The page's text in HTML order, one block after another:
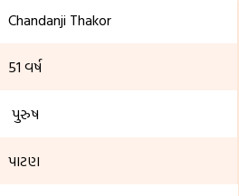
Chandanji Thakor
51 વર્ષ
પુરુષ
પાટણ